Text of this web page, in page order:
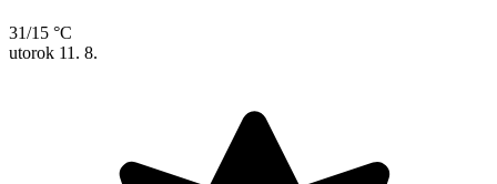
31/15 °C
utorok 11. 8.